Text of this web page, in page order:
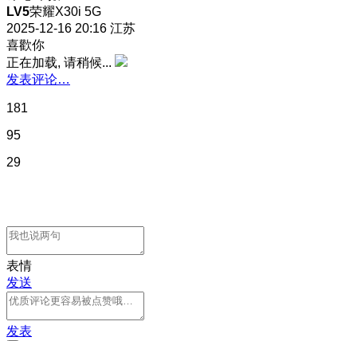
LV5荣耀X30i 5G
2025-12-16 20:16 江苏
喜歡你
正在加载, 请稍候...
发表评论…
181
95
29
表情
发送
发表